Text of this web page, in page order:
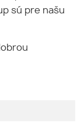
sú pre našu